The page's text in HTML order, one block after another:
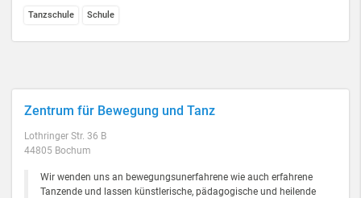
Tanzschule Schule
Zentrum für Bewegung und Tanz
Lothringer Str. 36 B
44805 Bochum
Wir wenden uns an bewegungsunerfahrene wie auch erfahrene
Tanzende und lassen künstlerische, pädagogische und heilende